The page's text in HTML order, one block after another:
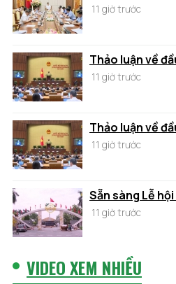
11 giờ trước
Thảo luận về
11 giờ trước
Thảo luận về
11 giờ trước
Sẵn sàng Lễ
11 giờ trước
VIDEO XEM NHIỀU